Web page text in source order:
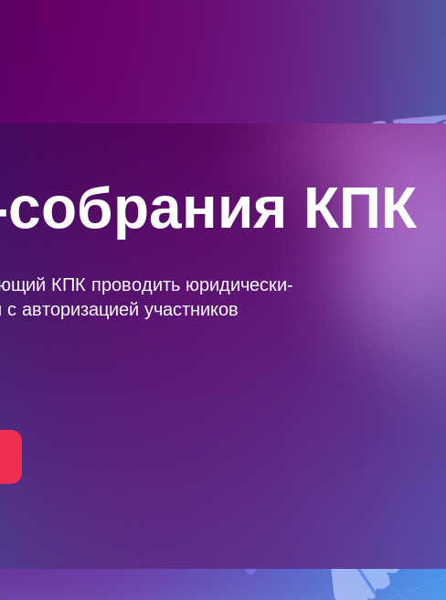
КПК
КПК проводить юридически-
авторизацией участников